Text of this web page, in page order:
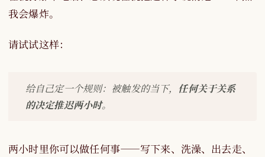
我会爆炸。
请试试这样：
给自己定一个规则：被触发的当下， 任何关于关系
的决定推迟两小时。
两小时里你可以做任何事——写下来、洗澡、出去走、